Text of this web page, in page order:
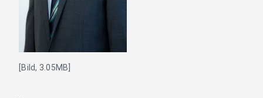
[Bild, 3.05MB]